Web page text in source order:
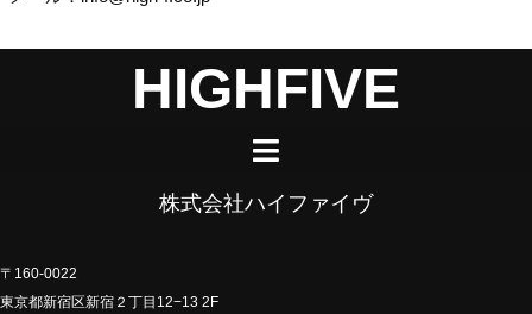
HIGHFIVE
株式会社ハイファイヴ
〒160-0022
東京都新宿区新宿２丁目12−13 2F